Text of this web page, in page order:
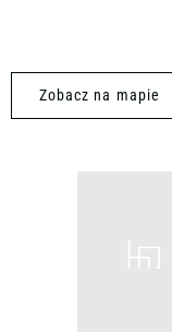
Zobacz na mapie